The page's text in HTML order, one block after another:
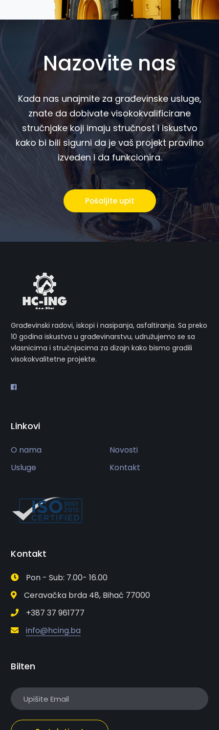
Nazovite nas
Kada nas unajmite za građevinske usluge,
znate da dobivate visokokvalificirane
stručnjake koji imaju stručnost i iskustvo
kako bi bili sigurni da je vaš projekt pravilno
izveden i da funkcionira.
Pošaljite upit
Građevinski radovi, iskopi i nasipanja, asfaltiranja. Sa preko
10 godina iskustva u građevinarstvu, udružujemo se sa
vlasnicima i stručnjacima za dizajn kako bismo gradili
visokokvalitetne projekte.
Linkovi
O nama
Novosti
Usluge
Kontakt
Kontakt
Pon - Sub: 7.00- 16.00
Ceravačka brda 48, Bihać 77000
+387 37 961777
info@hcing.ba
Bilten